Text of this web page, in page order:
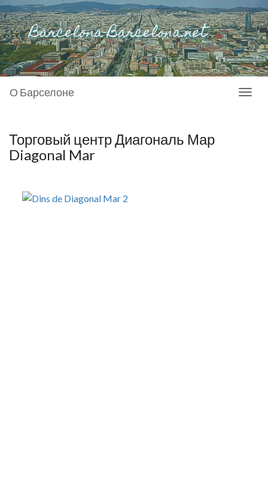
О Барселоне
Торговый центр Диагональ Мар
Diagonal Mar